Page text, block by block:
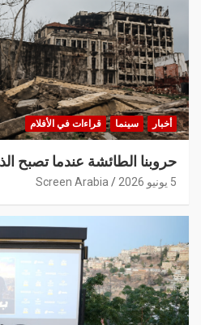
أخبار سينما قراءات في الأفلام
حروبنا الطائشة عندما تصبح
5 يونيو 2026 Screen Arabia